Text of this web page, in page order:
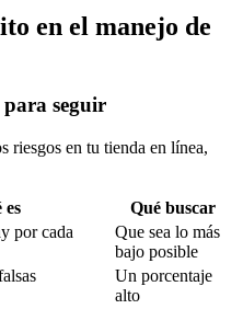
en el manejo de
seguir
riesgos en tu tienda en línea,
es
Qué buscar
por cada
Que sea lo más
bajo posible
Un porcentaje
alto